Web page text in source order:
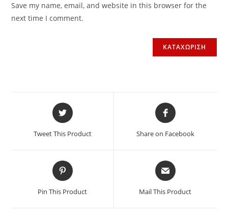
Save my name, email, and website in this browser for the
next time I comment.
Tweet This Product Share on Facebook
Pin This Product Mail This Product